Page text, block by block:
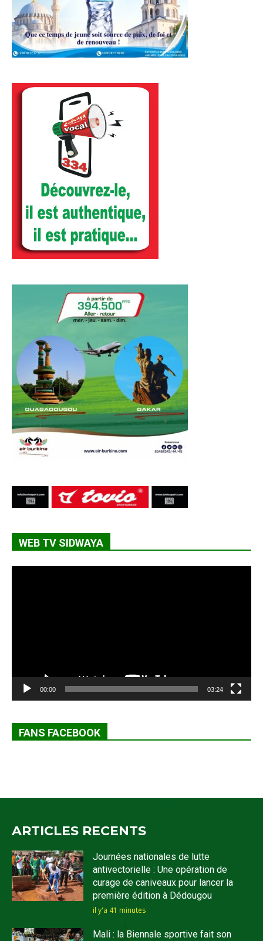
WEB TV SIDWAYA
00:00 03:24
FANS FACEBOOK
ARTICLES RECENTS
Journées nationales de lutte
antivectorielle : Une opération de
curage de caniveaux pour lancer la
première édition à Dédougou
il y'a 41 minutes
Mali : la Biennale sportive fait son